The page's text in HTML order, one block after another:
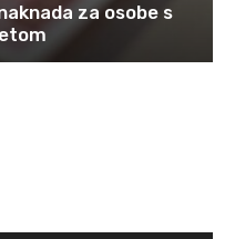
za osobe s